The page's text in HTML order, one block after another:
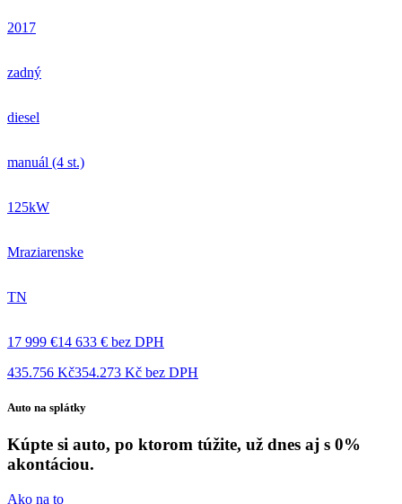
2017
zadný
diesel
manuál (4 st.)
125kW
Mraziarenske
TN
17 999 €14 633 € bez DPH
435.756 Kč354.273 Kč bez DPH
Auto na splátky
Kúpte si auto, po ktorom túžite, už dnes aj s 0%
akontáciou.
Ako na to